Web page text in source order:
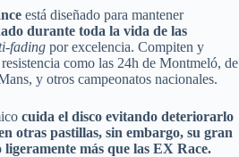
está diseñado para mantener
durante toda la vida de las
fading por excelencia. Compiten y
como las 24h de Montmeló, de
y otros campeonatos nacionales.
cuida el disco evitando deteriorarlo
otras pastillas, sin embargo, su gran
ligeramente más que las EX Race.